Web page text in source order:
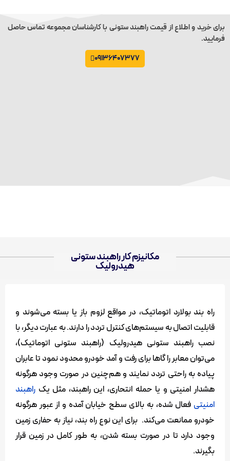
برای خرید و اطلاع از قیمت راهبند ستونی با کارشناسان مجموعه تماس حاصل
فرمایید.
09136407377
مکانیزم کار راهبند ستونی
هیدرولیک
مکانیزم راه بند بولارد هیدرولیک
راه بند بولارد اتوماتیک، در مواقع لزوم باز یا بسته می‌شوند و
قابلیت اتصال به سیستم‌های کنترل تردد را دارند. به عبارت دیگر، با
نصب راهبند ستونی هیدرولیک (راهبند ستونی اتوماتیک)،
می‌توان معابر را گاها برای رفت و آمد خودرو محدود نمود تا عابران
پیاده به راحتی تردد نمایند و هم‌چنین در صورت وجود هرگونه
هشدار امنیتی و یا حمله انتحاری، این راهبند، مثل یک راهبند
امنیتی فعال شده، به بالای سطح خیابان آمده و از عبور هرگونه
خودرو ممانعت می‌کند. برای این نوع راه بند، نیاز به حفاری زمین
وجود دارد تا در صورت بسته شدن، به طور کامل در زمین قرار
بگیرند.